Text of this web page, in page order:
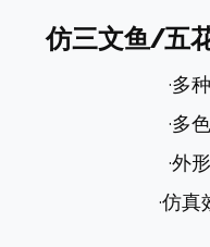
仿三文鱼/五
·多
·多
·外
·仿真